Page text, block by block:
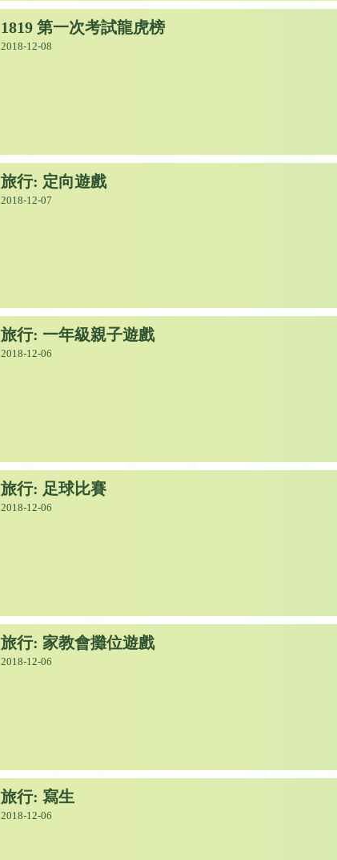
1819 第一次考試龍虎榜
2018-12-08
旅行: 定向遊戲
2018-12-07
旅行: 一年級親子遊戲
2018-12-06
旅行: 足球比賽
2018-12-06
旅行: 家教會攤位遊戲
2018-12-06
旅行: 寫生
2018-12-06